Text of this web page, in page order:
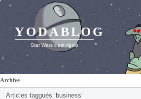
YODABLOG
Star Wars c'est rigolo
Archive
Articles taggués ‘business’